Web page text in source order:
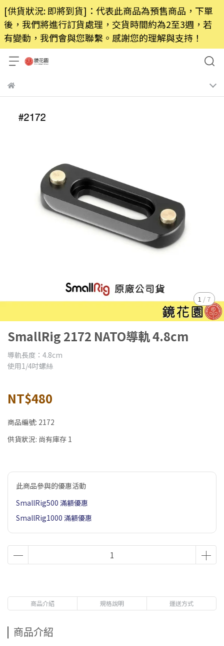
[供貨狀況: 即將到貨]：代表此商品為預售商品，下單
後，我們將進行訂貨處理，交貨時間約為2至3週，若
有變動，我們會與您聯繫。感謝您的理解與支持！
1 / 7
SmallRig 2172 NATO導軌 4.8cm
導軌長度：4.8cm
使用1/4吋螺絲
NT$480
商品編號: 2172
供貨狀況: 尚有庫存 1
此商品參與的優惠活動
SmallRig500 滿額優惠
SmallRig1000 滿額優惠
商品介紹 規格說明 運送方式
商品介紹